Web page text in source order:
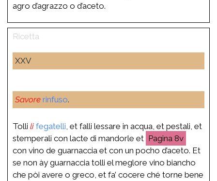
agro d’agrazzo o d’aceto.
XXV
Savore rinfuso.
Tolli li fegatelli , et falli lessare in acqua, et pestali, et
stemperali con lacte di mandorle et
8v
con vino de guarnaccia et con un pocho d’aceto. Et
se non ày guarnaccia tolli el meglore vino biancho
che pòi avere o greco, et fa’ cocere ché torne bene